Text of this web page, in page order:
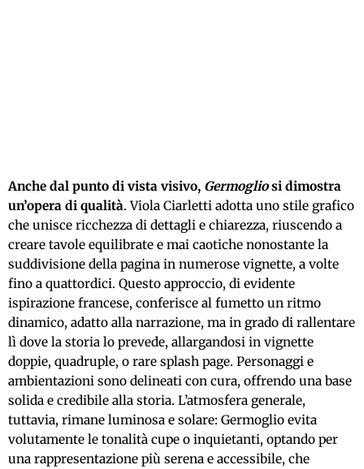
Anche dal punto di vista visivo, Germogliosi dimostra
un’opera di qualità. Viola Ciarletti adotta uno stile grafico
che unisce ricchezza di dettagli e chiarezza, riuscendo a
creare tavole equilibrate e mai caotiche nonostante la
suddivisione della pagina in numerose vignette, a volte
fino a quattordici. Questo approccio, di evidente
ispirazione francese, conferisce al fumetto un ritmo
dinamico, adatto alla narrazione, ma in grado di rallentare
lì dove la storia lo prevede, allargandosi in vignette
doppie, quadruple, o rare splash page. Personaggi e
ambientazioni sono delineati con cura, offrendo una base
solida e credibile alla storia. L’atmosfera generale,
tuttavia, rimane luminosa e solare: Germoglio evita
volutamente le tonalità cupe o inquietanti, optando per
una rappresentazione più serena e accessibile, che